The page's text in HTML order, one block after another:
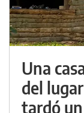
Una
del
tardó